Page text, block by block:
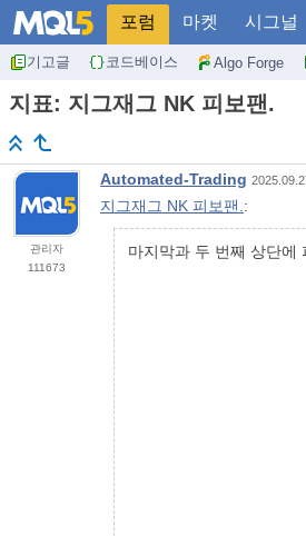
포럼 마켓 시그널
기고글 코드베이스 Algo Forge
지표: 지그재그 NK 피보팬.
관리자
111673
Automated-Trading
지그재그 NK 피보팬.:
마지막과 두 번째 상단에